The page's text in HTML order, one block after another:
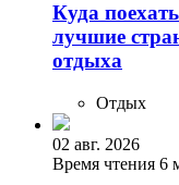
Куда
лучшие
отдыха
Отдых
02 авг. 2026
Время чтения 6